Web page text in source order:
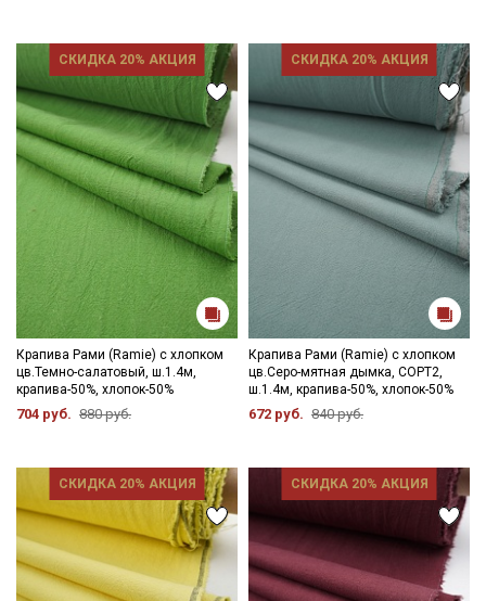
СКИДКА 20% АКЦИЯ
Крапива Рами (Ramie) с хлопком
цв.Темно-салатовый, ш.1.4м,
крапива-50%, хлопок-50%
704 руб. 880 руб.
СКИДКА 20% АКЦИЯ
Крапива Рами (Ramie) с хлопком
цв.Серо-мятная дымка, СОРТ2,
ш.1.4м, крапива-50%, хлопок-50%
672 руб. 840 руб.
СКИДКА 20% АКЦИЯ СКИДКА 20% АКЦИЯ
Секретная рассылка от Купава
Мы публикуем здесь дополнительные
промокоды и скидки до 30% на узкие
категории тканей
Электронная почта
Подписаться